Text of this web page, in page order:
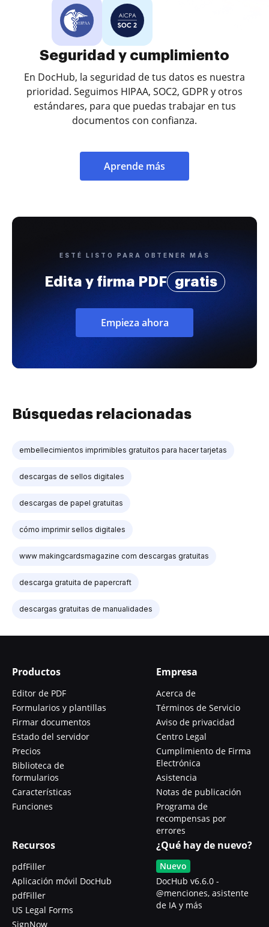
Seguridad y cumplimiento
En DocHub, la seguridad de tus datos es nuestra
prioridad. Seguimos HIPAA, SOC2, GDPR y otros
estándares, para que puedas trabajar en tus
documentos con confianza.
Aprende más
ESTÉ LISTO PARA OBTENER MÁS
Edita y firma PDF gratis
Empieza ahora
Búsquedas relacionadas
embellecimientos imprimibles gratuitos para hacer tarjetas
descargas de sellos digitales
descargas de papel gratuitas
cómo imprimir sellos digitales
www makingcardsmagazine com descargas gratuitas
descarga gratuita de papercraft
descargas gratuitas de manualidades
Productos
Editor de PDF
Formularios y plantillas
Firmar documentos
Estado del servidor
Precios
Biblioteca de
formularios
Características
Funciones
Empresa
Acerca de
Términos de Servicio
Aviso de privacidad
Centro Legal
Cumplimiento de Firma
Electrónica
Asistencia
Notas de publicación
Programa de
recompensas por
errores
Recursos
pdfFiller
Aplicación móvil DocHub
pdfFiller
US Legal Forms
SignNow
¿Qué hay de nuevo?
Nuevo
DocHub v6.6.0 -
@menciones, asistente
de IA y más